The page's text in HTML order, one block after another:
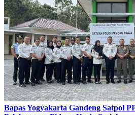
Bapas Yogyakarta Gandeng Satpol